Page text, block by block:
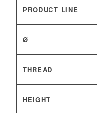
PRODUCT LINE
Ø
THREAD
HEIGHT